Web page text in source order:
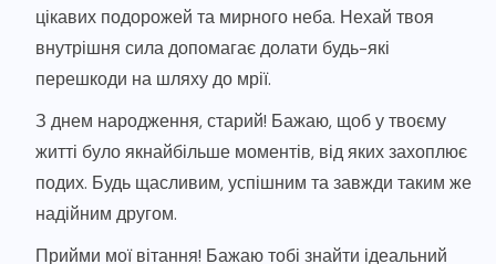
цікавих подорожей та мирного неба. Нехай твоя
внутрішня сила допомагає долати будь-які
перешкоди на шляху до мрії.
З днем народження, старий! Бажаю, щоб у твоєму
житті було якнайбільше моментів, від яких захоплює
подих. Будь щасливим, успішним та завжди таким же
надійним другом.
Прийми мої вітання! Бажаю тобі знайти ідеальний